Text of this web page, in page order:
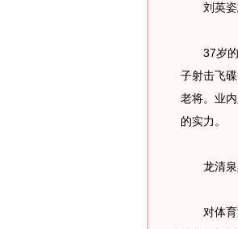
刘英姿
37岁的
子射击飞
老将。业
的实力。
龙清泉
对体育湘